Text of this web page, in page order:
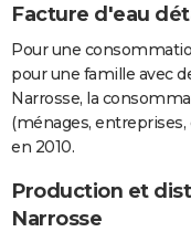
Facture d'eau
Pour une
pour une famille avec
Narrosse, la
(ménages, entreprises,
en 2010.
Production et
Narrosse